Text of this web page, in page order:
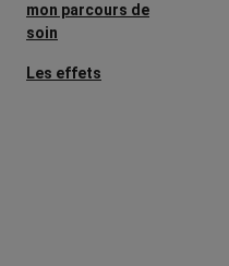
mon parcours de
soin
Les effets